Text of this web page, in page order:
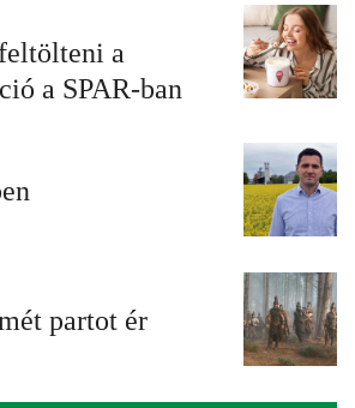
a
a SPAR-ban
partot ér